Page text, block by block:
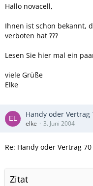
Hallo novacell,
Ihnen ist schon bekannt,
verboten hat ???
Lesen Sie hier mal ein
viele Grüße
Elke
Handy oder Vertrag
elke 3. Juni 2004
Re: Handy oder Vertrag
Zitat